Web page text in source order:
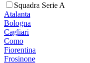
Squadra Serie A
Atalanta
Bologna
Cagliari
Como
Fiorentina
Frosinone